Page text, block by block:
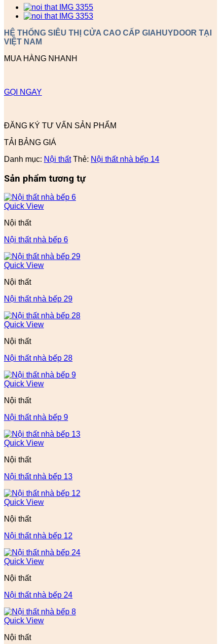
HỆ THỐNG SIÊU THỊ CỬA CAO CẤP GIAHUYDOOR TẠI
VIỆT NAM
MUA HÀNG NHANH
GỌI NGAY
ĐĂNG KÝ TƯ VẤN SẢN PHẨM
TẢI BẢNG GIÁ
Danh mục: Nội thất Thẻ: Nội thất nhà bếp 14
Sản phẩm tương tự
Quick View
Nội thất
Nội thất nhà bếp 6
Quick View
Nội thất
Nội thất nhà bếp 29
Quick View
Nội thất
Nội thất nhà bếp 28
Quick View
Nội thất
Nội thất nhà bếp 9
Quick View
Nội thất
Nội thất nhà bếp 13
Quick View
Nội thất
Nội thất nhà bếp 12
Quick View
Nội thất
Nội thất nhà bếp 24
Quick View
Nội thất